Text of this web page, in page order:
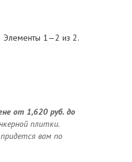
Элементы 1—2 из 2.
от 1,620 руб. до
плитки.
вам по